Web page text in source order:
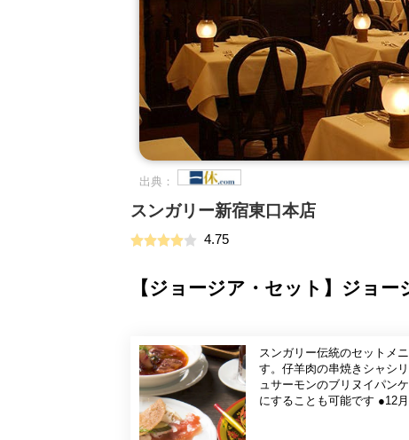
出典：
スンガリー新宿東口本店
4.75
【ジョージア・セット】ジョ
スンガリー伝統のセットメ
す。仔羊肉の串焼きシャシ
ュサーモンのブリヌイパンケー
にすることも可能です ●12
ら徒歩5～7分）に自動で